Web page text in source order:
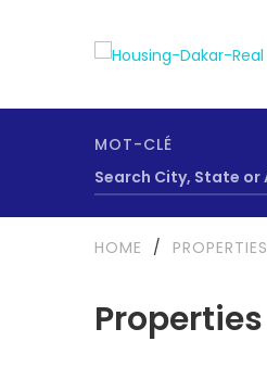
MOT-CLÉ
Properties
HOME / PROPERTIES